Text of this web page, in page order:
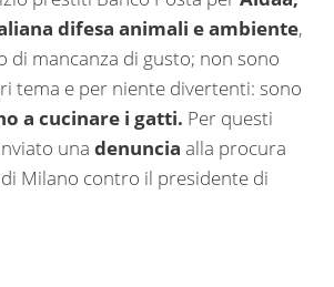
difesa animali e ambiente,
di mancanza di gusto; non sono
tema e per niente divertenti: sono
a cucinare i gatti. Per questi
una denuncia alla procura
Milano contro il presidente di